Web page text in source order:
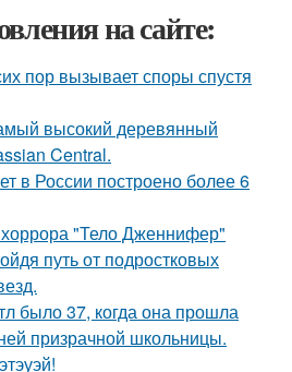
на сайте:
пор вызывает споры спустя
высокий деревянный
Central.
в России построено более 6
"Тело Дженнифер"
путь от подростковых
было 37, когда она прошла
призрачной школьницы.